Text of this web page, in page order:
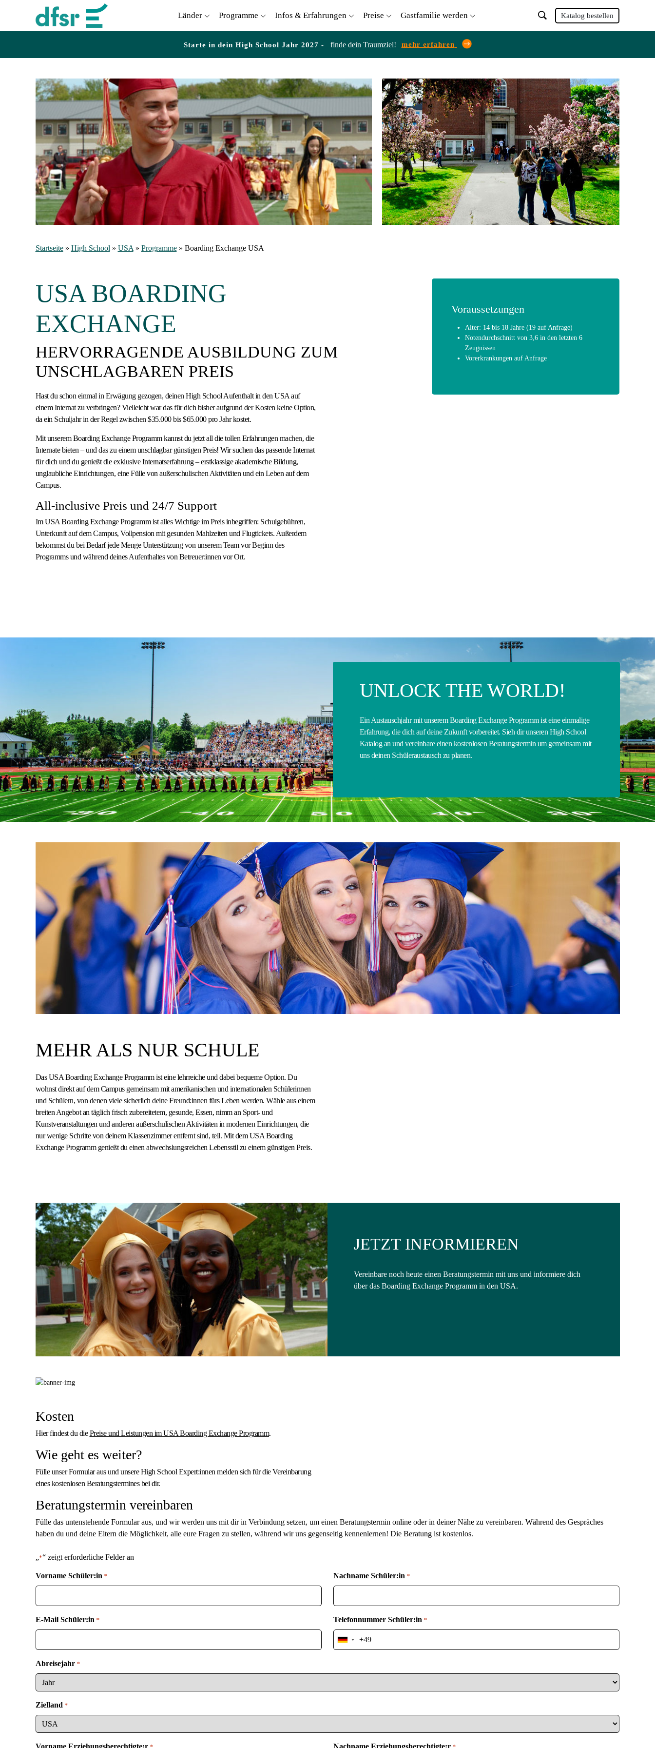
Länder Programme Infos & Erfahrungen Preise Gastfamilie werden Katalog bestellen
Starte in dein High School Jahr 2027 - finde dein Traumziel! mehr erfahren
Startseite» High School » USA » Programme» Boarding Exchange USA
USA BOARDING
EXCHANGE
HERVORRAGENDE AUSBILDUNG ZUM
UNSCHLAGBAREN PREIS
Hast du schon einmal in Erwägung gezogen, deinen High School Aufenthalt in den USA auf
einem Internat zu verbringen? Vielleicht war das für dich bisher aufgrund der Kosten keine Option,
da ein Schuljahr in der Regel zwischen $35.000 bis $65.000 pro Jahr kostet.
Mit unserem Boarding Exchange Programm kannst du jetzt all die tollen Erfahrungen machen, die
Internate bieten – und das zu einem unschlagbar günstigen Preis! Wir suchen das passende Internat
für dich und du genießt die exklusive Internatserfahrung – erstklassige akademische Bildung,
unglaubliche Einrichtungen, eine Fülle von außerschulischen Aktivitäten und ein Leben auf dem
Campus.
All-inclusive Preis und 24/7 Support
Im USA Boarding Exchange Programm ist alles Wichtige im Preis inbegriffen: Schulgebühren,
Unterkunft auf dem Campus, Vollpension mit gesunden Mahlzeiten und Flugtickets. Außerdem
bekommst du bei Bedarf jede Menge Unterstützung von unserem Team vor Beginn des
Programms und während deines Aufenthaltes von Betreuer:innen vor Ort.
Voraussetzungen
Alter: 14 bis 18 Jahre (19 auf Anfrage)
Notendurchschnitt von 3,6 in den letzten 6
Zeugnissen
Vorerkrankungen auf Anfrage
UNLOCK THE WORLD!
Ein Austauschjahr mit unserem Boarding Exchange Programm ist eine einmalige
Erfahrung, die dich auf deine Zukunft vorbereitet. Sieh dir unseren High School
Katalog an und vereinbare einen kostenlosen Beratungstermin um gemeinsam mit
uns deinen Schüleraustausch zu planen.
MEHR ALS NUR SCHULE
Das USA Boarding Exchange Programm ist eine lehrreiche und dabei bequeme Option. Du
wohnst direkt auf dem Campus gemeinsam mit amerikanischen und internationalen Schülerinnen
und Schülern, von denen viele sicherlich deine Freund:innen fürs Leben werden. Wähle aus einem
breiten Angebot an täglich frisch zubereitetem, gesunde, Essen, nimm an Sport- und
Kunstveranstaltungen und anderen außerschulischen Aktivitäten in modernen Einrichtungen, die
nur wenige Schritte von deinem Klassenzimmer entfernt sind, teil. Mit dem USA Boarding
Exchange Programm genießt du einen abwechslungsreichen Lebensstil zu einem günstigen Preis.
JETZT INFORMIEREN
Vereinbare noch heute einen Beratungstermin mit uns und informiere dich
über das Boarding Exchange Programm in den USA.
Kosten
Hier findest du diePreise und Leistungen im USA Boarding Exchange Programm.
Wie geht es weiter?
Fülle unser Formular aus und unsere High School Expert:innen melden sich für die Vereinbarung
eines kostenlosen Beratungstermines bei dir.
Beratungstermin vereinbaren
Fülle das untenstehende Formular aus, und wir werden uns mit dir in Verbindung setzen, um einen Beratungstermin online oder in deiner Nähe zu vereinbaren. Während des Gespräches
haben du und deine Eltern die Möglichkeit, alle eure Fragen zu stellen, während wir uns gegenseitig kennenlernen! Die Beratung ist kostenlos.
„*“ zeigt erforderliche Felder an
Vorname Schüler:in * Nachname Schüler:in *
E-Mail Schüler:in * Telefonnummer Schüler:in *
Germany
+49
Abreisejahr *
Zielland *